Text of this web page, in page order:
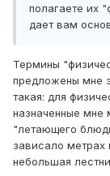
полагаете их
дает вам
Термины
предложены мне
такая: для
назначенные мне
"летающего
зависало метрах
небольшая